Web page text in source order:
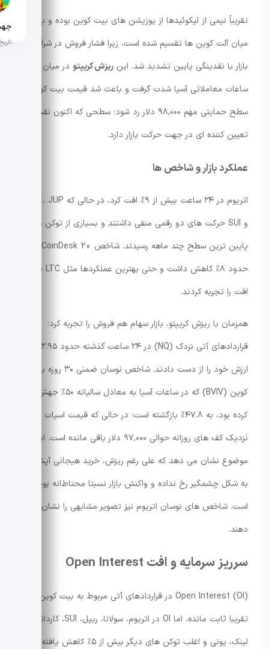
تاریخ
تقریباً نیمی از لیکوئیدها از پوزیشن های بیت کوین بوده و باقی
میان آلت کوین ها تقسیم شده است، زیرا فشار فروش در شرایط
بازار با نقدینگی پایین تشدید شد. این ریزش کریپتو در میان
ساعات معاملاتی آسیا شدت گرفت و باعث شد قیمت بیت کوین از
سطح حمایتی مهم ۹۸,۰۰۰ دلار رد شود؛ سطحی که اکنون نقش
تعیین کننده ای در جهت حرکت بازار دارد.
عملکرد بازار و شاخص ها
اتریوم در ۲۴ ساعت بیش از ۹٪ افت کرد، در حالی که AAVE، JUP
و SUI حرکت های دو رقمی منفی داشتند و بسیاری از توکن ها به
پایین ترین سطح چند ماهه رسیدند. شاخص CoinDesk 20
افت را تجربه کردند.
همزمان با ریزش کریپتو، بازار سهام هم فروش را تجربه کرد؛
ارزش خود را از دست دادند. شاخص نوسان ضمنی ۳۰ روزه بیت
کوین (BVIV) که در ساعات آسیا به معادل سالیانه ۵۰٪ جهش
کرده بود، به ۴۷.۸٪ بازگشته است؛ در حالی که قیمت اسپات
نزدیک کف های روزانه حوالی ۹۷,۰۰۰ دلار باقی مانده است. این
موضوع نشان می دهد که علی رغم ریزش، خرید هیجانی آپشن ها
به شکل چشمگیر رخ نداده و واکنش بازار نسبتا محتاطانه بوده
است. شاخص های نوسان اتریوم نیز تصویر مشابهی را نشان می
دهند.
سرریز سرمایه و افت Open Interest
Open Interest (OI) در قراردادهای آتی مربوط به بیت کوین
تقریبا ثابت مانده، اما OI در اتریوم، سولانا، ریپل، SUI، کاردانو،
لینک، یونی و اغلب توکن های دیگر بیش از ۵٪ کاهش یافته است